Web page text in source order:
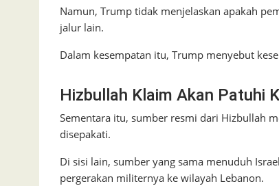
Namun, Trump tidak menjelaskan apakah
jalur lain.
Dalam kesempatan itu, Trump menyebut
Hizbullah Klaim Akan Patuhi
Sementara itu, sumber resmi dari Hizbullah
disepakati.
Di sisi lain, sumber yang sama menuduh
pergerakan militernya ke wilayah Lebanon.